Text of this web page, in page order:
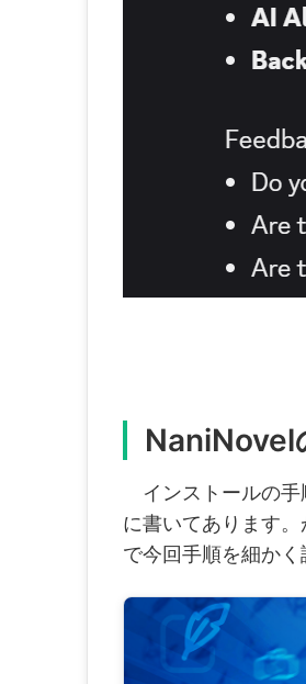
NaniNovel
インストールの手
に書いてあります
で今回手順を細かく